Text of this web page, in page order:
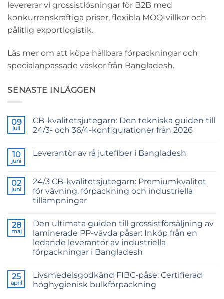
levererar vi grossistlösningar för B2B med
konkurrenskraftiga priser, flexibla MOQ-villkor och
pålitlig exportlogistik.
Läs mer om att köpa hållbara förpackningar och
specialanpassade väskor från Bangladesh.
SENASTE INLÄGGEN
09
juli
CB-kvalitetsjutegarn: Den tekniska guiden till
24/3- och 36/4-konfigurationer från 2026
till
Yarn:
The
Technical
2026
Guide
and
36/4
Configurations
10
juni
Leverantör av rå jutefiber i Bangladesh
Raw
Jute
Fibre
Supplier
02
juni
24/3 CB-kvalitetsjutegarn: Premiumkvalitet
för vävning, förpackning och industriella
tillämpningar
till
24/3
CB
Grade
Jute
Yarn:
for
Weaving,
Packaging
28
maj
Den ultimata guiden till grossistförsäljning av
laminerade PP-vävda påsar: Inköp från en
ledande leverantör av industriella
förpackningar i Bangladesh
till
The
Ultimate
25
april
Livsmedelsgodkänd FIBC-påse: Certifierad
höghygienisk bulkförpackning